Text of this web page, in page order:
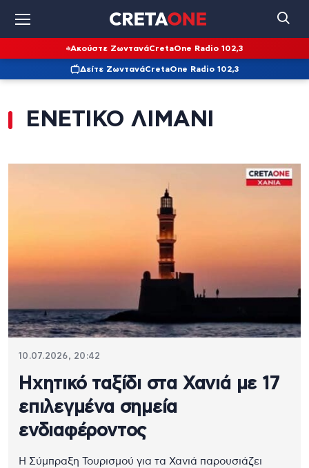
Ακούστε ΖωντανάCretaOne Radio 102,3
Δείτε ΖωντανάCretaOne Radio 102,3
ΕΝΕΤΙΚΟ ΛΙΜΑΝΙ
10.07.2026, 20:42
Ηχητικό ταξίδι στα Χανιά με 17
επιλεγμένα σημεία
ενδιαφέροντος
Η Σύμπραξη Τουρισμού για τα Χανιά παρουσιάζει